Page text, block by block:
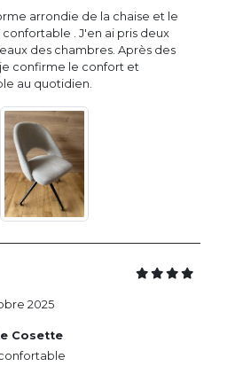
arrondie de la chaise et le
. J'en ai pris deux
des chambres. Après des
confirme le confort et
au quotidien.
Cosette
2025